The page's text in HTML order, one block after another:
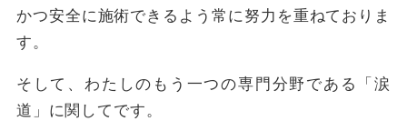
かつ安全に施術できるよう常に努力を重ねておりま
す。
そして、わたしのもう一つの専門分野である「涙
道」に関してです。